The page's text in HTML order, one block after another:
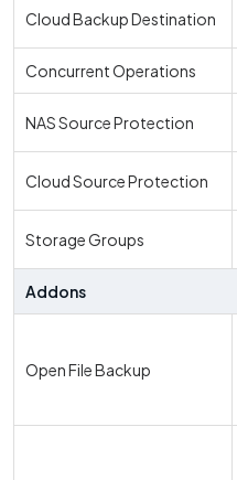
Cloud Backup Destination
Concurrent Operations
NAS Source Protection
Cloud Source Protection
Storage Groups
Addons
Open File Backup